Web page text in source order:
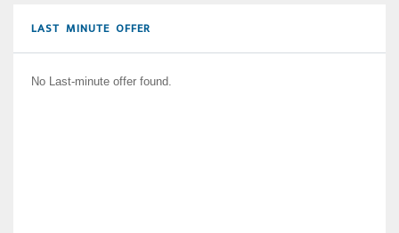
LAST MINUTE OFFER
No Last-minute offer found.